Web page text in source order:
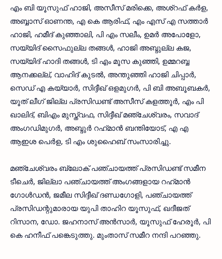
എം ബി യൂസുഫ് ഹാജി, അസീസ് മരിക്കെ, അശ്റഫ് കർള,
അബ്ബാസ് ഓണന്ത, എ കെ ആരിഫ്, എം എസ് എ സത്താർ
ഹാജി, ഹമീദ് കുഞ്ഞാലി, പി എം സലീം, ഉമർ അപോളോ,
സയ്യിദ് സൈഫുല്ല തങ്ങൾ, ഹാജി അബ്ദുല്ല കജ,
സയ്യിദ് ഹാദി തങ്ങൾ, ടി എം മൂസ കുഞ്ഞി, ഉമ്മറബ്ബ
ആനക്കല്ല്, വാഹിദ് കുടൽ, അന്തുഞ്ഞി ഹാജി ചിപ്പാർ,
സെഡ് എ കയ്യാർ, സിദ്ദീഖ് ഒളമുഗർ, പി ബി അബൂബകർ,
യൂത് ലീഗ് ജില്ല പ്രസിഡണ്ട് അസീസ് കളത്തൂർ, എം പി
ഖാലിദ്, ബിഎം മുസ്ത്വഫ, സിദ്ദീഖ് മഞ്ചേശ്വരം, സവാദ്
അംഗഡിമുഗർ, അബ്ദുർ റഹ്‌മാൻ ബന്തിയോട്, എ എ
ആഇശ പെർള, ടി എം ശുഹൈബ് സംസാരിച്ചു.
മഞ്ചേശ്വരം ബ്ലോക് പഞ്ചായത്ത് പ്രസിഡണ്ട് സമീന
ടീചെർ, ജില്ലാ പഞ്ചായത്ത് അംഗങ്ങളായ റഹ്‌മാൻ
ഗോൾഡൻ, ജമീല സിദ്ദീഖ് ദണ്ഡഗോളി, പഞ്ചായത്ത്‌
പ്രസിഡന്റുമാരായ യുപി താഹിറ യൂസുഫ്, ഖദീജത്
റിസാന, ഡോ. ജഹനാസ് അൻസാർ, യൂസുഫ് ഹേരൂർ, പി
കെ ഹനീഫ് പങ്കെടുത്തു. മുംതാസ് സമീറ നന്ദി പറഞ്ഞു.